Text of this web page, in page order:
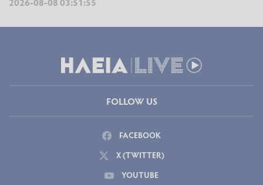
FOLLOW US
FACEBOOK
X (TWITTER)
YOUTUBE